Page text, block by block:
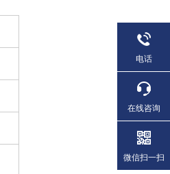
电话
在线咨询
微信扫一扫